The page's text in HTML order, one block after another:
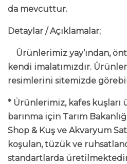
da mevcuttur.
Detaylar / Açıklamalar;
Ürünlerimiz yay’ından,
kendi imalatımızdır.
resimlerini sitemizde
* Ürünlerimiz, kafes kuşları
barınma için Tarım
Shop & Kuş ve Akvaryum
koşulan, tüzük ve
standartlarda